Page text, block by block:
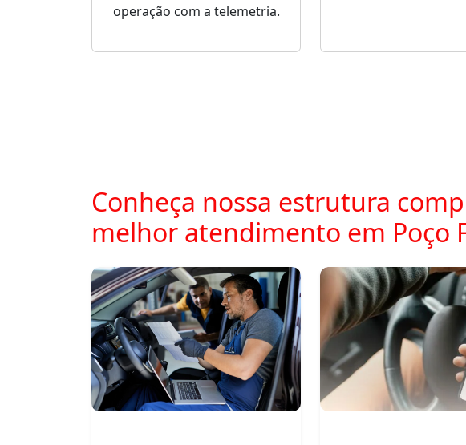
operação com a telemetria.
Conheça nossa estrutura
melhor atendimento em Poço